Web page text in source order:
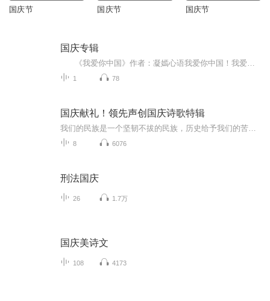
国庆节 国庆节 国庆节
国庆专辑
1 78
国庆献礼！领先声创国庆诗歌特辑
8 6076
刑法国庆
26 1.7万
国庆美诗文
108 4173